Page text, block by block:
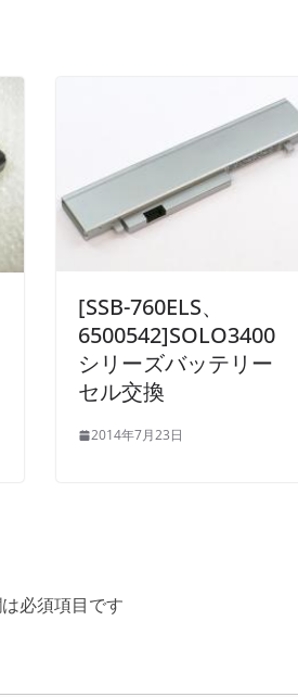
[SSB-760ELS、
6500542]SOLO3400
シリーズバッテリー
セル交換
2014年7月23日
必須項目です